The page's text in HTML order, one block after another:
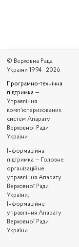
© Верховна Рада
України 1994—2026
Програмно-технічна
підтримка —
Управління
комп'ютеризованих
систем Апарату
Верховної Ради
України
Iнформаційна
підтримка — Головне
організаційне
управління Апарату
Верховної Ради
України,
Інформаційне
управління Апарату
Верховної Ради
України